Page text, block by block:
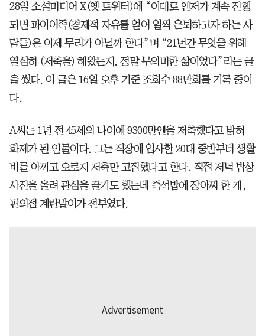
28일 소셜미디어 X(옛 트위터)에 “이대로 엔저가 계속 진행
되면 파이어족(경제적 자유를 얻어 일찍 은퇴하고자 하는 사
람들)은 이제 무리가 아닐까 한다”며 “21년간 무엇을 위해
열심히 (저축을) 해왔는지. 정말 무의미한 삶이었다”라는 글
을 썼다. 이 글은 16일 오후 기준 조회수 88만회를 기록 중이
다.
A씨는 1년 전 45세의 나이에 9300만엔을 저축했다고 밝혀
화제가 된 인물이다. 그는 직장에 입사한 20대 중반부터 생활
비를 아끼고 오로지 저축만 고집했다고 한다. 직접 저녁 밥상
사진을 올려 관심을 끌기도 했는데 즉석밥에 장아찌 한 개,
편의점 계란말이가 전부였다.